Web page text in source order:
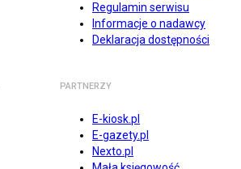
Regulamin serwisu
Informacje o nadawcy
Deklaracja dostępności
PARTNERZY
E-kiosk.pl
E-gazety.pl
Nexto.pl